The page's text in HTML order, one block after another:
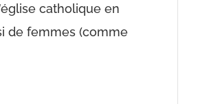
catholique en
de femmes (comme